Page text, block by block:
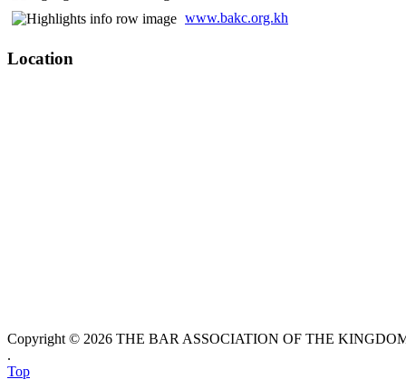
www.bakc.org.kh
Location
Copyright © 2026 THE BAR ASSOCIATION OF THE
.
Top